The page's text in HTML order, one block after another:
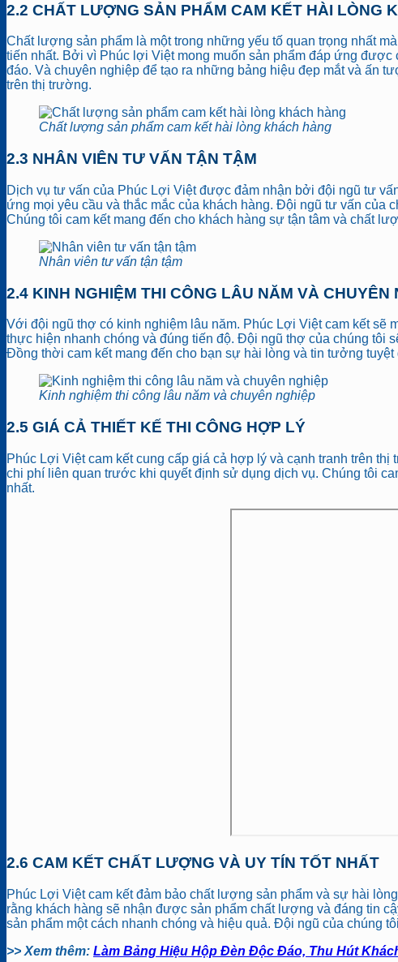
2.2 CHẤT LƯỢNG SẢN PHẨM CAM KẾT HÀI LÒNG
Chất lượng sản phẩm là một trong những yếu tố quan trọng nhất
tiến nhất. Bởi vì Phúc lợi Việt mong muốn sản phẩm đáp ứng
đáo. Và chuyên nghiệp để tạo ra những bảng hiệu đẹp mắt và ấn
trên thị trường.
Chất lượng sản phẩm cam kết hài lòng khách hàng
2.3 NHÂN VIÊN TƯ VẤN TẬN TẬM
Dịch vụ tư vấn của Phúc Lợi Việt được đảm nhận bởi đội ngũ tư
ứng mọi yêu cầu và thắc mắc của khách hàng. Đội ngũ tư vấn của
Chúng tôi cam kết mang đến cho khách hàng sự tận tâm và chất
Nhân viên tư vấn tận tậm
2.4 KINH NGHIỆM THI CÔNG LÂU NĂM VÀ CHUYÊN
Với đội ngũ thợ có kinh nghiệm lâu năm. Phúc Lợi Việt cam kết sẽ
thực hiện nhanh chóng và đúng tiến độ. Đội ngũ thợ của chúng tôi
Đồng thời cam kết mang đến cho bạn sự hài lòng và tin tưởng tuyệt
Kinh nghiệm thi công lâu năm và chuyên nghiệp
2.5 GIÁ CẢ THIẾT KẾ THI CÔNG HỢP LÝ
Phúc Lợi Việt cam kết cung cấp giá cả hợp lý và cạnh tranh trên
chi phí liên quan trước khi quyết định sử dụng dịch vụ. Chúng tôi
nhất.
2.6 CAM KẾT CHẤT LƯỢNG VÀ UY TÍN TỐT NHẤT
Phúc Lợi Việt cam kết đảm bảo chất lượng sản phẩm và sự hài
rằng khách hàng sẽ nhận được sản phẩm chất lượng và đáng tin
sản phẩm một cách nhanh chóng và hiệu quả. Đội ngũ của chúng
>> Xem thêm: Làm Bảng Hiệu Hộp Đèn Độc Đáo, Thu Hút